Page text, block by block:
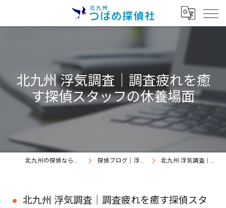
北九州 浮気調査｜調査疲れを癒
す探偵スタッフの休養場面
北九州の探偵なら北九州つばめ探偵社｜証拠満載提出継続中 探偵ブログ｜浮気調査北九州、北九州つばめ探偵社 北九州 浮気調査｜調査疲れを癒す探偵スタッフの休養場面
北九州 浮気調査｜調査疲れを癒す探偵スタ